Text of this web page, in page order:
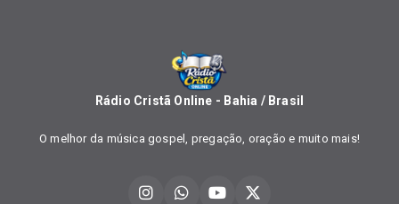
Rádio Cristã Online - Bahia / Brasil
O melhor da música gospel, pregação, oração e muito mais!